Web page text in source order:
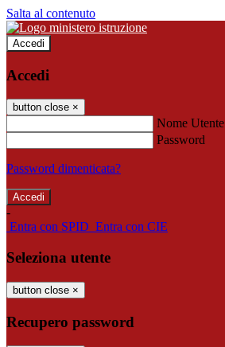
Salta al contenuto
Accedi
Accedi
button close ×
Nome Utente
Password
Password dimenticata?
-
Entra con SPID Entra con CIE
Seleziona utente
button close ×
Recupero password